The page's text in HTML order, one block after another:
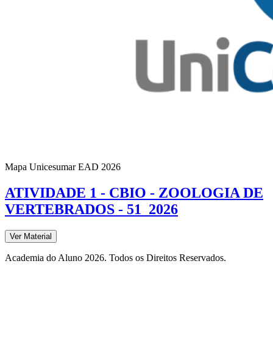
Mapa Unicesumar EAD 2026
ATIVIDADE 1 - CBIO - ZOOLOGIA DE
VERTEBRADOS - 51_2026
Ver Material
Academia do Aluno 2026. Todos os Direitos Reservados.